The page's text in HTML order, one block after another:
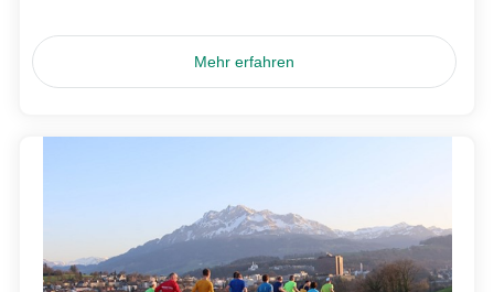
Mehr erfahren